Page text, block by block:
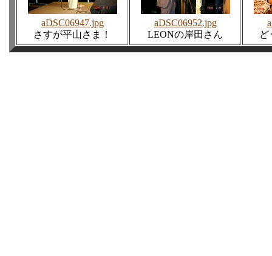
aDSC06947.jpg
さすが平山さま！
aDSC06952.jpg
LEONの岸田さん
ど